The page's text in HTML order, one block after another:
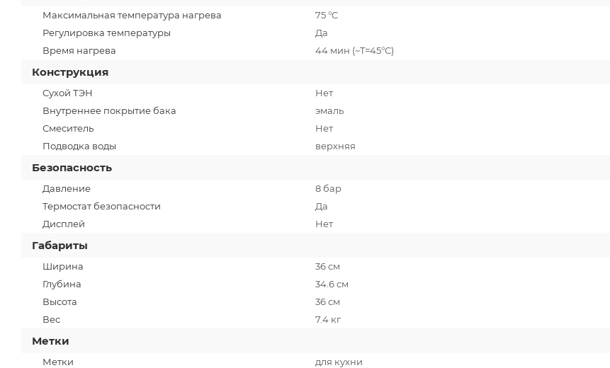
Максимальная температура нагрева
75 °C
Регулировка температуры
Да
Время нагрева
44 мин (~T=45°С)
Конструкция
Сухой ТЭН
Нет
Внутреннее покрытие бака
эмаль
Смеситель
Нет
Подводка воды
верхняя
Безопасность
Давление
8 бар
Термостат безопасности
Да
Дисплей
Нет
Габариты
Ширина
36 см
Глубина
34.6 см
Высота
36 см
Вес
7.4 кг
Метки
Метки для кухни